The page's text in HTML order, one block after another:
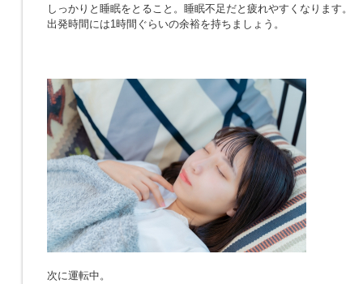
しっかりと睡眠をとること。睡眠不足だと疲れやすくなります。
出発時間には1時間ぐらいの余裕を持ちましょう。
次に運転中。